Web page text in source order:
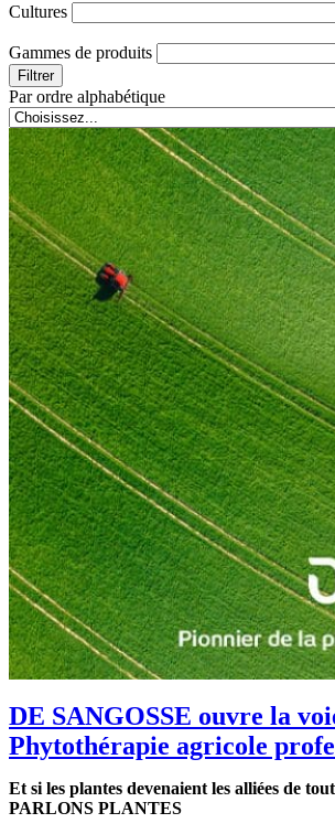
Cultures
Gammes de produits
Filtrer
Par ordre alphabétique
DE SANGOSSE ouvre la
Phytothérapie agricole
Et si les plantes devenaient les alliées de
PARLONS PLANTES